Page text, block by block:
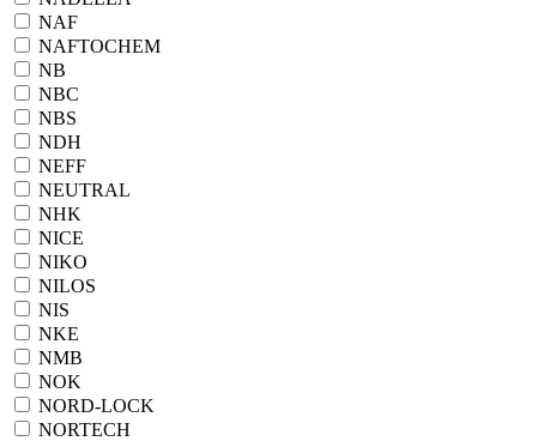
NAF
NAFTOCHEM
NB
NBC
NBS
NDH
NEFF
NEUTRAL
NHK
NICE
NIKO
NILOS
NIS
NKE
NMB
NOK
NORD-LOCK
NORTECH